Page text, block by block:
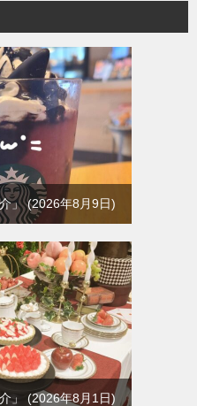
」 2026年8月9日
」 2026年8月1日